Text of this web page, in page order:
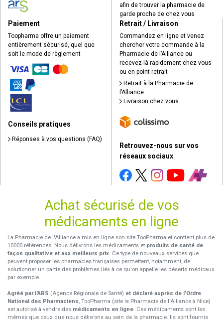
afin de trouver la pharmacie de
garde proche de chez vous
Paiement
Toopharma offre un paiement
entièrement sécurisé, quel que
soit le mode de règlement
Conseils pratiques
Réponses à vos questions (FAQ)
Retrait / Livraison
Commandez en ligne et venez
chercher votre commande à la
Pharmacie de l’Alliance ou
recevez-là rapidement chez vous
ou en point retrait
Retrait à la Pharmacie de
l’Alliance
Livraison chez vous
Retrouvez-nous sur vos
réseaux sociaux
Achat sécurisé de vos
médicaments en ligne
La Pharmacie de l'Alliance a mis en ligne son site TooPharma et contient plus de
10000 références. Nous délivrons les médicaments et produits de santé de
façon qualitative et aux meilleurs prix. Ce type de nouveaux services que
peuvent proposer les pharmacies françaises permettent, notamment, de
solutionner un partie des problèmes liés à ce qu'on appelle les déserts médicaux
par exemple.
Agréé par l'ARS (Agence Régionale de Santé) et déclaré auprès de l’Ordre
National des Pharmaciens, TooPharma (site la Pharmacie de l'Alliance à Nice)
est autorisé à vendre des médicaments en ligne. Ces médicaments sont les
mêmes que ceux que nous délivrons au sein de la pharmacie. Ils sont fournis